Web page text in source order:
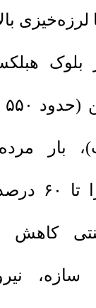
بلوک
بار مرده
کاهش
سازه،